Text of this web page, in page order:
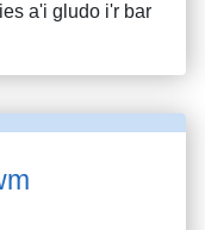
a'i gludo i'r bar